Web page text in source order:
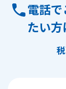
電話
たい